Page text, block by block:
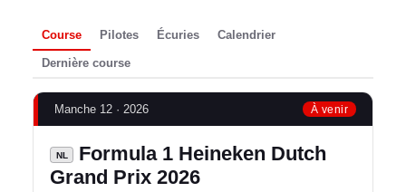
Course Pilotes Écuries Calendrier
Dernière course
Manche 12 · 2026 À venir
NL
Formula 1 Heineken Dutch
Grand Prix 2026